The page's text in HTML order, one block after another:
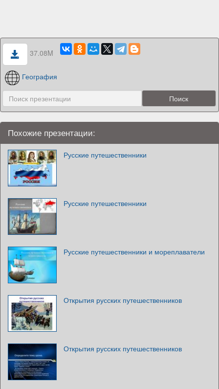
37.08M
География
Похожие презентации:
Русские путешественники
Русские путешественники
Русские путешественники и мореплаватели
Открытия русских путешественников
Открытия русских путешественников